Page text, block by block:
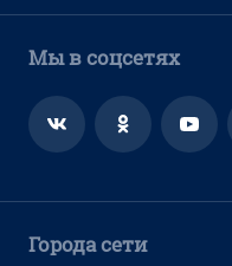
Мы в соцсетях
Города сети